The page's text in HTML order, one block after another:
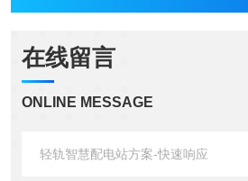
在线留言
ONLINE MESSAGE